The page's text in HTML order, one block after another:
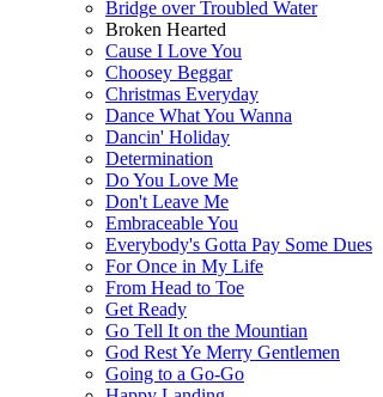
Bridge over Troubled Water
Broken Hearted
Cause I Love You
Choosey Beggar
Christmas Everyday
Dance What You Wanna
Dancin' Holiday
Determination
Do You Love Me
Don't Leave Me
Embraceable You
Everybody's Gotta Pay Some Dues
For Once in My Life
From Head to Toe
Get Ready
Go Tell It on the Mountian
God Rest Ye Merry Gentlemen
Going to a Go-Go